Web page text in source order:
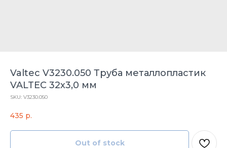
Valtec V3230.050 Труба металлопластик
VALTEC 32х3,0 мм
SKU: V3230.050
435 р.
Out of stock